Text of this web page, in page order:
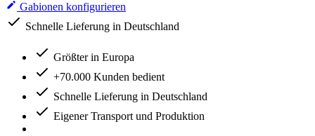
Gabionen konfigurieren
Schnelle Lieferung in Deutschland
Größter in Europa
+70.000 Kunden bedient
Schnelle Lieferung in Deutschland
Eigener Transport und Produktion